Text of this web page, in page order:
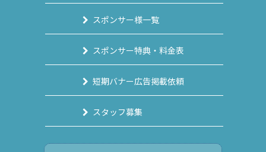
スポンサー様一覧
スポンサー特典・料金表
短期バナー広告掲載依頼
スタッフ募集